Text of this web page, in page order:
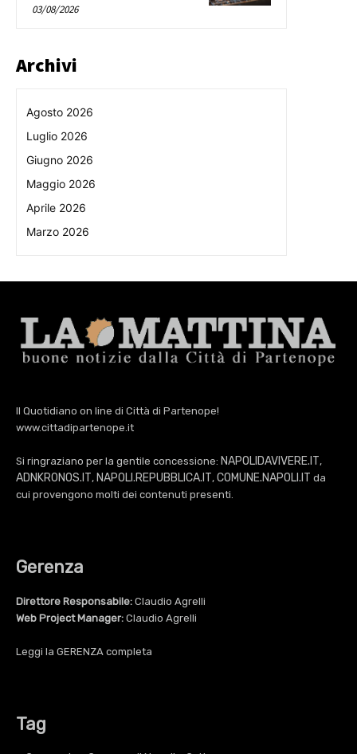
03/08/2026
Archivi
Agosto 2026
Luglio 2026
Giugno 2026
Maggio 2026
Aprile 2026
Marzo 2026
Il Quotidiano on line di Città di Partenope!
www.cittadipartenope.it
Si ringraziano per la gentile concessione: NAPOLIDAVIVERE.IT,
ADNKRONOS.IT, NAPOLI.REPUBBLICA.IT, COMUNE.NAPOLI.IT da
cui provengono molti dei contenuti presenti.
Gerenza
Direttore Responsabile: Claudio Agrelli
Web Project Manager: Claudio Agrelli
Leggi la GERENZA completa
Tag